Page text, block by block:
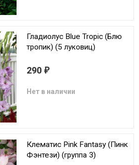
Гладиолус Blue Tropic (Блю
тропик) (5 луковиц)
290 ₽
Нет в наличии
Клематис Pink Fantasy (Пинк
Фэнтези) (группа 3)